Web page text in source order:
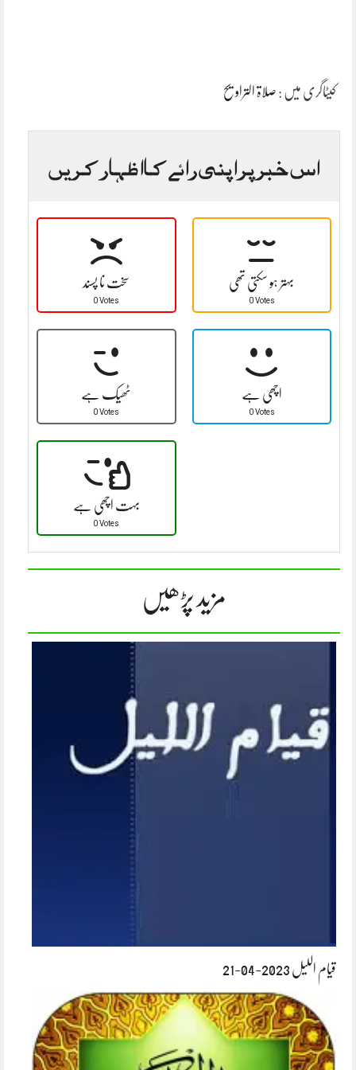
کیٹاگری میں : صلاۃ التراویح
اس خبر پر اپنی رائے کا اظہار کریں
سخت نا پسند
0 Votes
بہتر ہو سکتی تھی
0 Votes
ٹھیک ہے
0 Votes
اچھی ہے
0 Votes
بہت اچھی ہے
0 Votes
مزید پڑھیں
قیام اللیل 2023-04-21